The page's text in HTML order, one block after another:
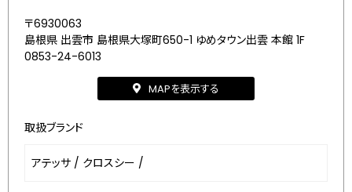
〒6930063
島根県 出雲市 島根県大塚町650-1 ゆめタウン出雲 本館 1F
0853-24-6013
MAPを表示する
取扱ブランド
アテッサ / クロスシー /